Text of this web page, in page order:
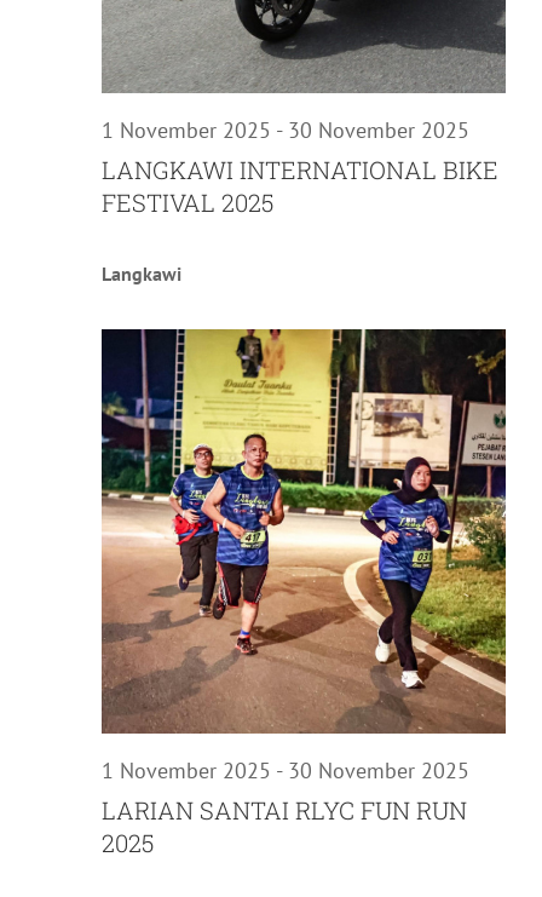
LANGKAWI INTERNATIONAL BIKE
FESTIVAL 2025
1 November 2025 - 30 November 2025
Langkawi
LARIAN SANTAI RLYC FUN RUN
2025
1 November 2025 - 30 November 2025